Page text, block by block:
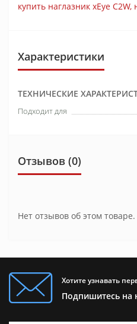
купить наглазник xEye C2W,
Характеристики
ТЕХНИЧЕСКИЕ
Подходит для
Отзывов (0)
Нет отзывов об этом товаре.
Хотите узнавать
Подпишитесь на